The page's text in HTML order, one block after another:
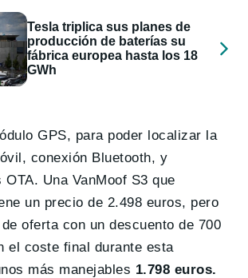
Tesla triplica sus planes de
producción de baterías su
fábrica europea hasta los 18
GWh
GPS, para poder localizar la
conexión Bluetooth, y
Una VanMoof S3 que
un precio de 2.498 euros, pero
oferta con un descuento de 700
el coste final durante esta
más manejables 1.798 euros.